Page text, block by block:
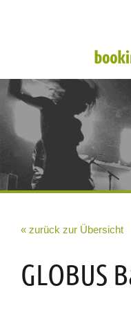
« zurück zur Übersicht
GLOBUS